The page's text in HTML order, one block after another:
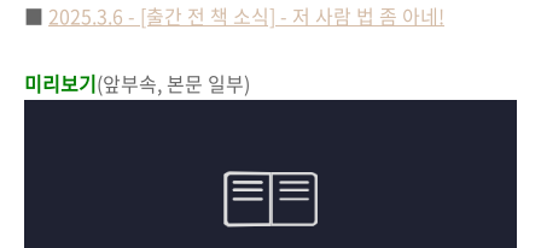
■ 2025.3.6 - [출간 전 책 소식] - 저 사람 법 좀 아네!
미리보기(앞부속, 본문 일부)